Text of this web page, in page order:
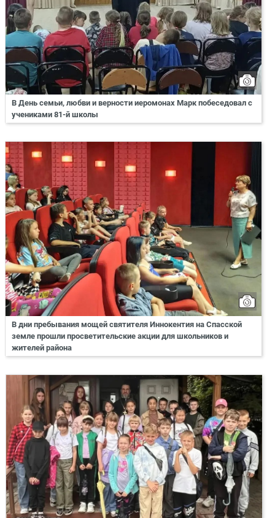
В День семьи, любви и верности иеромонах Марк побеседовал с
учениками 81-й школы
В дни пребывания мощей святителя Иннокентия на Спасской
земле прошли просветительские акции для школьников и
жителей района